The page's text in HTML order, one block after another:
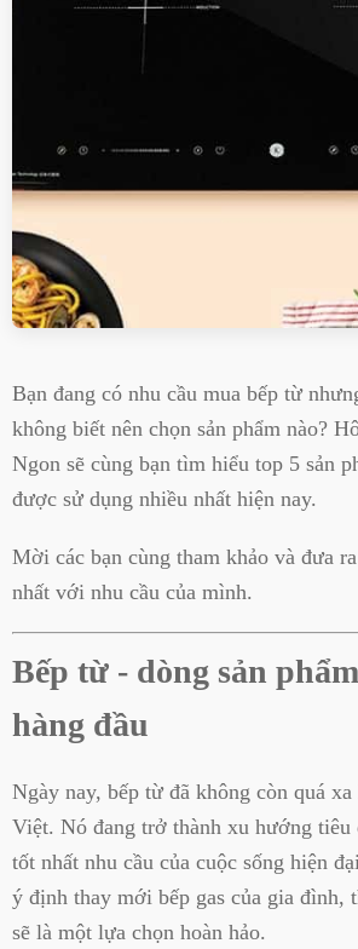
Bạn đang có nhu cầu mua bếp từ
không biết nên chọn sản phẩm nào?
Ngon sẽ cùng bạn tìm hiểu top 5 sản
được sử dụng nhiều nhất hiện nay.
Mời các bạn cùng tham khảo và đưa
nhất với nhu cầu của mình.
Bếp từ - dòng sản
hàng đầu
Ngày nay, bếp từ đã không còn quá
Việt. Nó đang trở thành xu hướng tiêu
tốt nhất nhu cầu của cuộc sống hiện
ý định thay mới bếp gas của gia đình,
sẽ là một lựa chọn hoàn hảo.